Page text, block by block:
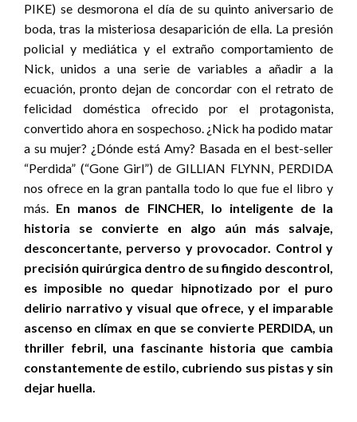
PIKE) se desmorona el día de su quinto aniversario de
boda, tras la misteriosa desaparición de ella. La presión
policial y mediática y el extraño comportamiento de
Nick, unidos a una serie de variables a añadir a la
ecuación, pronto dejan de concordar con el retrato de
felicidad doméstica ofrecido por el protagonista,
convertido ahora en sospechoso. ¿Nick ha podido matar
a su mujer? ¿Dónde está Amy? Basada en el best-seller
“Perdida” (“Gone Girl”) de GILLIAN FLYNN, PERDIDA
nos ofrece en la gran pantalla todo lo que fue el libro y
más. En manos de FINCHER, lo inteligente de la
historia se convierte en algo aún más salvaje,
desconcertante, perverso y provocador. Control y
precisión quirúrgica dentro de su fingido descontrol,
es imposible no quedar hipnotizado por el puro
delirio narrativo y visual que ofrece, y el imparable
ascenso en clímax en que se convierte PERDIDA, un
thriller febril, una fascinante historia que cambia
constantemente de estilo, cubriendo sus pistas y sin
dejar huella.